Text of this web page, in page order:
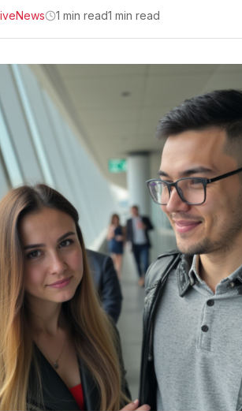
1 min read1 min read